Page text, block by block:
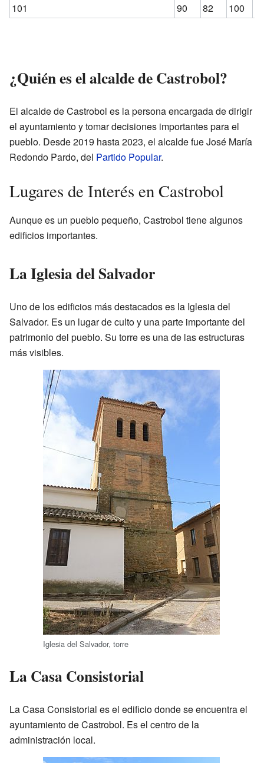
101
90 82 100
¿Quién es el alcalde de Castrobol?
El alcalde de Castrobol es la persona encargada de dirigir
el ayuntamiento y tomar decisiones importantes para el
pueblo. Desde 2019 hasta 2023, el alcalde fue José María
Redondo Pardo, del Partido Popular.
Lugares de Interés en Castrobol
Aunque es un pueblo pequeño, Castrobol tiene algunos
edificios importantes.
La Iglesia del Salvador
Uno de los edificios más destacados es la Iglesia del
Salvador. Es un lugar de culto y una parte importante del
patrimonio del pueblo. Su torre es una de las estructuras
más visibles.
Iglesia del Salvador, torre
La Casa Consistorial
La Casa Consistorial es el edificio donde se encuentra el
ayuntamiento de Castrobol. Es el centro de la
administración local.